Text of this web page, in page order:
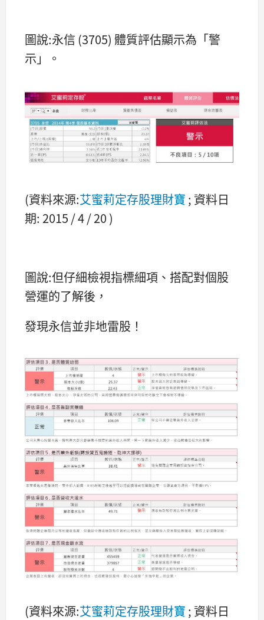
圖說:永信 (3705) 體質評估顯示為「警
示」。
(資料來源:艾蜜莉定存股理財寶 ; 資料日
期: 2015 / 4 / 20 )
圖說:但仔細檢視指標細項、搭配對個股
營運的了解後，
發現永信並非地雷股！
(資料來源:艾蜜莉定存股理財寶 ; 資料日